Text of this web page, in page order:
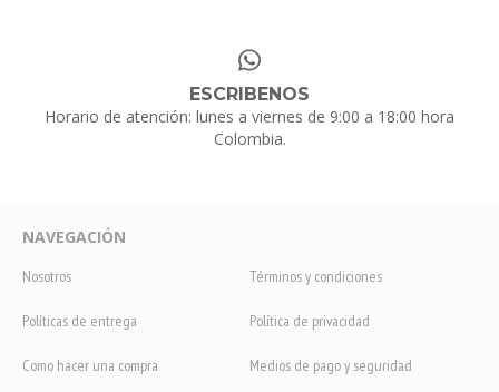
ESCRIBENOS
Horario de atención: lunes a viernes de 9:00 a 18:00 hora
Colombia.
NAVEGACIÓN
Nosotros Términos y condiciones
Políticas de entrega Política de privacidad
Como hacer una compra Medios de pago y seguridad